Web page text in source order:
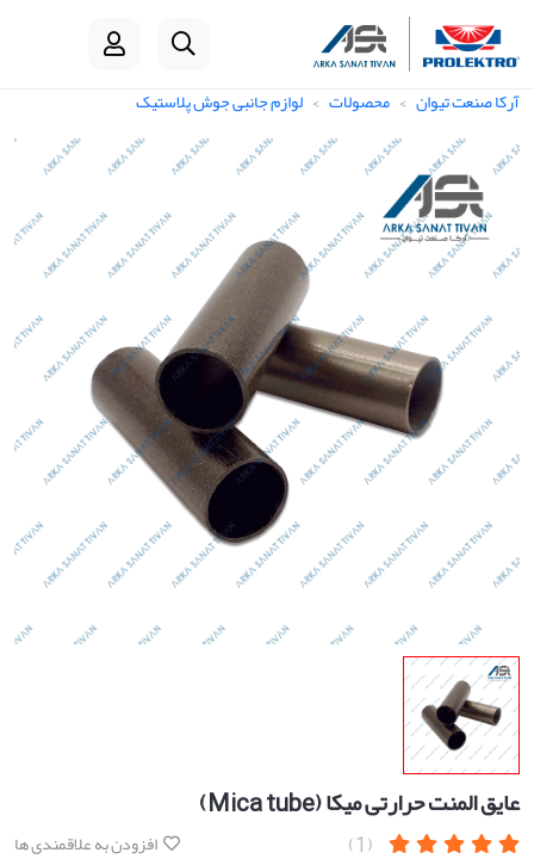
آرکا صنعت تیوان محصولات لوازم جانبی جوش پلاستیک
عایق المنت حرارتی میکا (Mica tube)
(1) افزودن به علاقمندی ها